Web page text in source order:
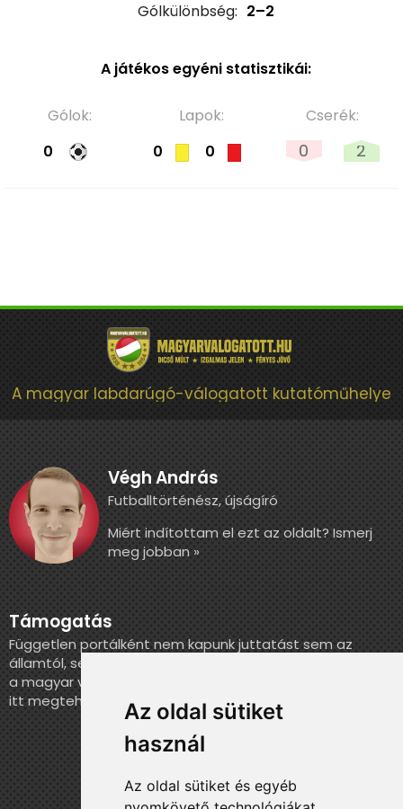
Az oldal sütiket
használ
Az oldal sütiket és egyéb
Gólkülönbség: 2–2
A játékos egyéni statisztikái:
Gólok:
0
Lapok:
0
0
Cserék:
0 2
A magyar labdarúgó-válogatott kutatóműhelye
Végh András
Futballtörténész, újságíró
Miért indítottam el ezt az oldalt? Ismerj
meg jobban »
Támogatás
Független portálként nem kapunk juttatást sem az
államtól, sem más szervezettől. Ha szeretnél segíteni
a magyar válogatott történelmének feldolgozásában,
itt megteheted.